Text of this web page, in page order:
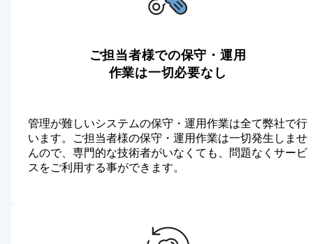
ご担当者様での保守・運用
作業は一切必要なし
管理が難しいシステムの保守・運用作業は全て弊社で行
います。ご担当者様の保守・運用作業は一切発生しませ
んので、専門的な技術者がいなくても、問題なくサービ
スをご利用する事ができます。